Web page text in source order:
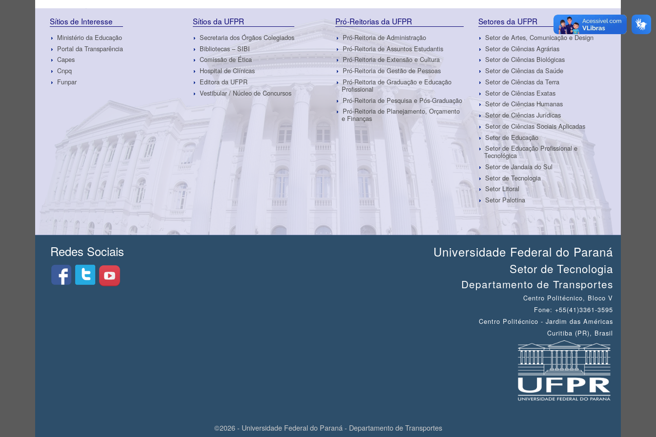
Sítios de Interesse
Ministério da Educação
Portal da Transparência
Capes
Cnpq
Funpar
Sítios da UFPR
Secretaria dos Órgãos Colegiados
Bibliotecas – SIBI
Comissão de Ética
Hospital de Clínicas
Editora da UFPR
Vestibular / Núcleo de Concursos
Pró-Reitorias da UFPR
Pró-Reitoria de Administração
Pró-Reitoria de Assuntos Estudantis
Pró-Reitoria de Extensão e Cultura
Pró-Reitoria de Gestão de Pessoas
Pró-Reitoria de Graduação e Educação
Profissional
Pró-Reitoria de Pesquisa e Pós-Graduação
Pró-Reitoria de Planejamento, Orçamento
e Finanças
Setores da UFPR
Setor de Artes, Comunicação e Design
Setor de Ciências Agrárias
Setor de Ciências Biológicas
Setor de Ciências da Saúde
Setor de Ciências da Terra
Setor de Ciências Exatas
Setor de Ciências Humanas
Setor de Ciências Jurídicas
Setor de Ciências Sociais Aplicadas
Setor de Educação
Setor de Educação Profissional e
Tecnológica
Setor de Jandaia do Sul
Setor de Tecnologia
Setor Litoral
Setor Palotina
Redes Sociais Universidade Federal do Paraná
Setor de Tecnologia
Departamento de Transportes
Centro Politécnico, Bloco V
Fone: +55(41)3361-3595
Centro Politécnico - Jardim das Américas
Curitiba (PR), Brasil
©2026 - Universidade Federal do Paraná - Departamento de Transportes